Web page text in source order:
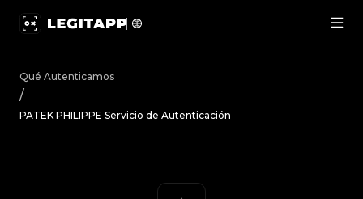
Qué Autenticamos
/
PATEK PHILIPPE Servicio de Autenticación